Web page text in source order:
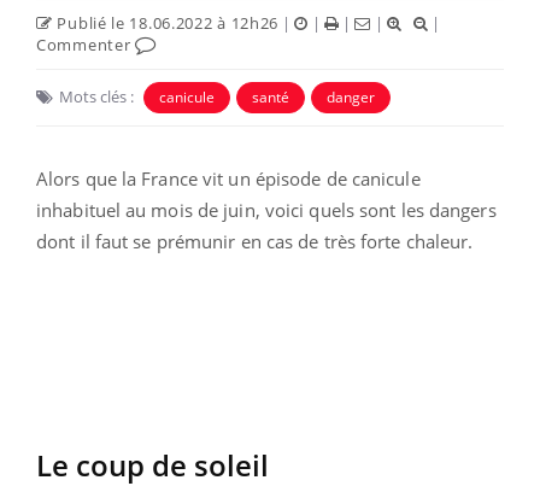
Publié le 18.06.2022 à 12h26 | | | |
|
Commenter
Mots clés : canicule santé danger
Alors que la France vit un épisode de canicule
inhabituel au mois de juin, voici quels sont les dangers
dont il faut se prémunir en cas de très forte chaleur.
Le coup de soleil